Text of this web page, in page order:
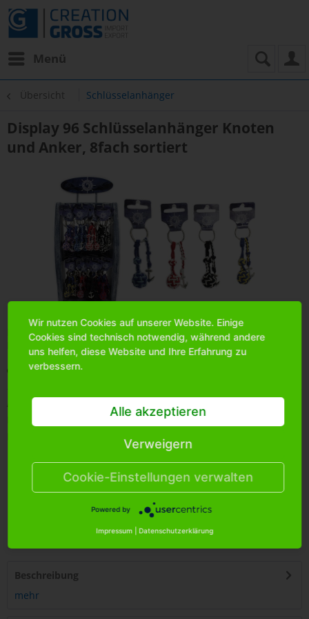
Menü
Übersicht Schlüsselanhänger
Display 96 Schlüsselanhänger Knoten
und Anker, 8fach sortiert
Bittemelden Sie sich an, um mehr Informationen über das
Produkt zu erhalten.
Merken
Artikel-Nr.:
2208
576
250255 403002
Beschreibung
mehr
Wir nutzen Cookies auf unserer Website. Einige
Cookies sind technisch notwendig, während andere
uns helfen, diese Website und Ihre Erfahrung zu
verbessern.
Alle akzeptieren
Verweigern
Cookie-Einstellungen verwalten
Powered by
Impressum Datenschutzerklärung